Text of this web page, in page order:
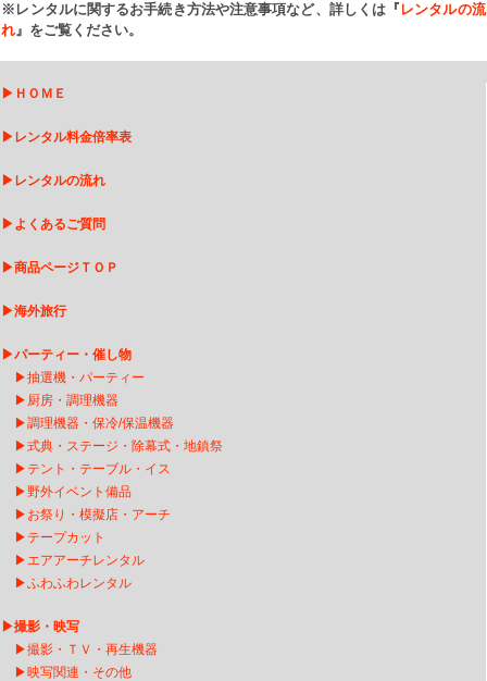
※レンタルに関するお手続き方法や注意事項など、詳しくは『 レンタルの流
れ』をご覧ください。
▶ ＨＯＭＥ
▶ レンタル料金倍率表
▶ レンタルの流れ
▶よくあるご質問
▶商品ページＴＯＰ
▶海外旅行
▶パーティー・催し物
▶抽選機・パーティー
▶ 厨房・調理機器
▶調理機器・保冷/保温機器
▶式典・ステージ・除幕式・地鎮祭
▶ テント・テーブル・イス
▶野外イベント備品
▶ お祭り・模擬店・アーチ
▶ テープカット
▶ エアアーチレンタ ル
▶ふわふわレンタル
▶撮影・映写
▶撮影・ＴＶ・再生機器
▶映写関連・その他